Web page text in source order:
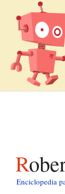
Enciclopedia